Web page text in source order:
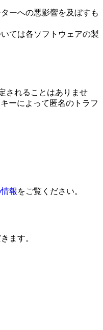
ーへの悪影響を及ぼすも
ては各ソフトウェアの製
されることはありませ
ーによって匿名のトラフ
報 をご覧ください。
ます。